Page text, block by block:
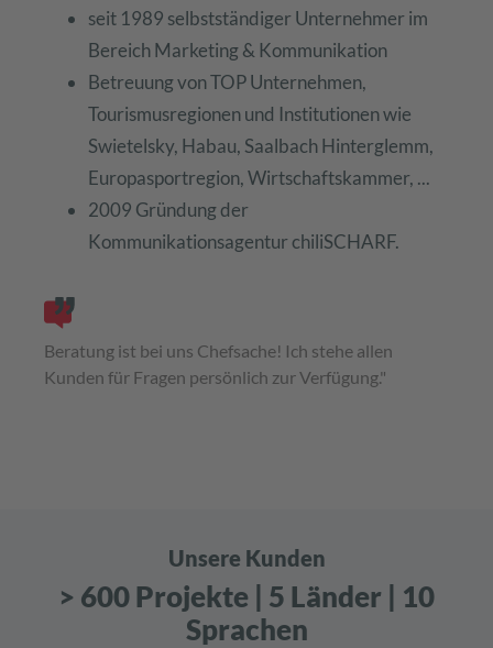
seit 1989 selbstständiger Unternehmer im
Bereich Marketing & Kommunikation
Betreuung von TOP Unternehmen,
Tourismusregionen und Institutionen wie
Swietelsky, Habau, Saalbach Hinterglemm,
Europasportregion, Wirtschaftskammer, ...
2009 Gründung der
Kommunikationsagentur chiliSCHARF.
Beratung ist bei uns Chefsache! Ich stehe allen
Kunden für Fragen persönlich zur Verfügung."
Unsere Kunden
> 600 Projekte | 5 Länder | 10
Sprachen